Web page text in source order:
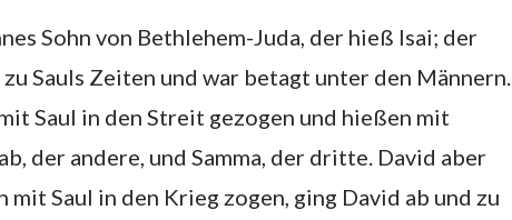
Sohn von Bethlehem-Juda, der hieß Isai; der
Sauls Zeiten und war betagt unter den Männern.
Saul in den Streit gezogen und hießen mit
der andere, und Samma, der dritte. David aber
Saul in den Krieg zogen, ging David ab und zu